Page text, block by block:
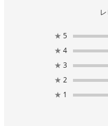
★ 5
★ 4
★ 3
★ 2
★ 1